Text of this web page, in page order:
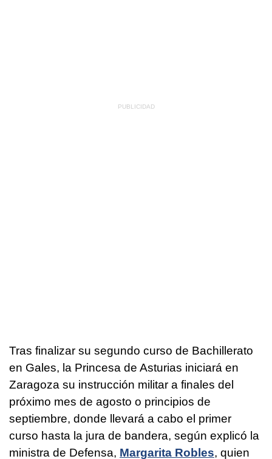
Tras finalizar su segundo curso de Bachillerato
en Gales, la Princesa de Asturias iniciará en
Zaragoza su instrucción militar a finales del
próximo mes de agosto o principios de
septiembre, donde llevará a cabo el primer
curso hasta la jura de bandera, según explicó la
ministra de Defensa, Margarita Robles, quien